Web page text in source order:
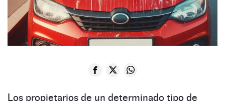
Los propietarios de un determinado tipo de